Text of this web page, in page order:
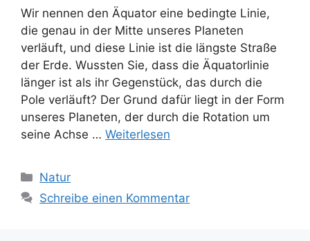
Wir nennen den Äquator eine bedingte Linie,
die genau in der Mitte unseres Planeten
verläuft, und diese Linie ist die längste Straße
der Erde. Wussten Sie, dass die Äquatorlinie
länger ist als ihr Gegenstück, das durch die
Pole verläuft? Der Grund dafür liegt in der Form
unseres Planeten, der durch die Rotation um
seine Achse … Weiterlesen
Kategorien
Natur
Schreibe einen Kommentar